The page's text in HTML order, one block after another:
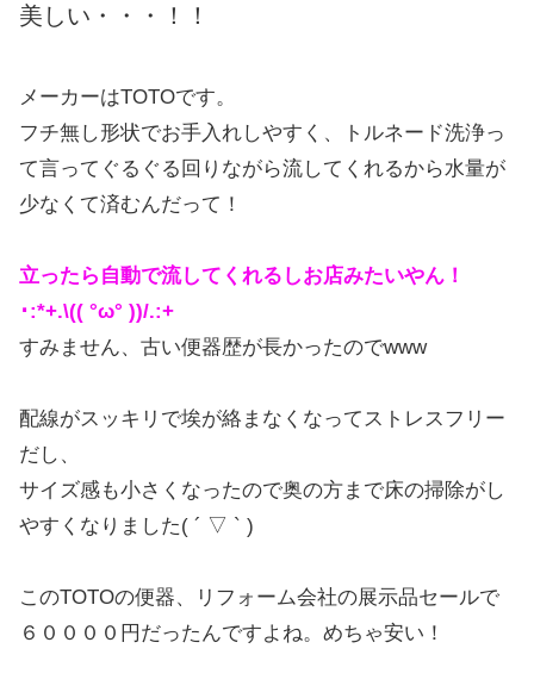
美しい・・・！！
メーカーはTOTOです。
フチ無し形状でお手入れしやすく、トルネード洗浄っ
て言ってぐるぐる回りながら流してくれるから水量が
少なくて済むんだって！
立ったら自動で流してくれるしお店みたいやん！
･:*+.\(( °ω° ))/.:+
すみません、古い便器歴が長かったのでwww
配線がスッキリで埃が絡まなくなってストレスフリー
だし、
サイズ感も小さくなったので奥の方まで床の掃除がし
やすくなりました( ´ ▽ ` )
このTOTOの便器、リフォーム会社の展示品セールで
６００００円だったんですよね。めちゃ安い！